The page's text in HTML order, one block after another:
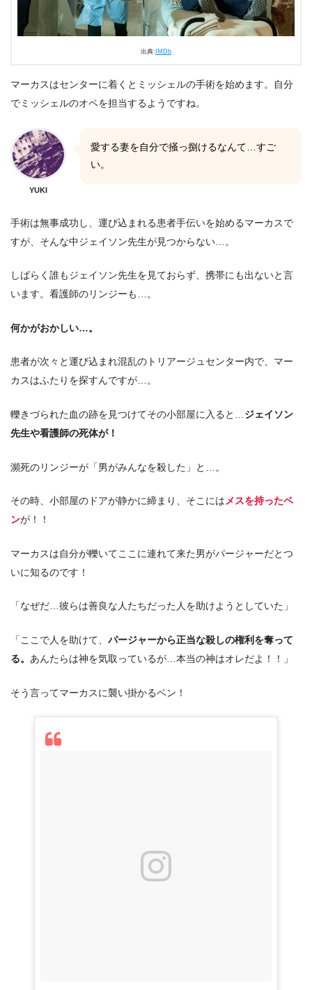
出典: IMDb
マーカスはセンターに着くとミッシェルの手術を始めます。自分
でミッシェルのオペを担当するようですね。
YUKI
愛する妻を自分で掻っ捌けるなんて…すご
い。
手術は無事成功し、運び込まれる患者手伝いを始めるマーカスで
すが、そんな中ジェイソン先生が見つからない…。
しばらく誰もジェイソン先生を見ておらず、携帯にも出ないと言
います。看護師のリンジーも…。
何かがおかしい…。
患者が次々と運び込まれ混乱のトリアージュセンター内で、マー
カスはふたりを探すんですが…。
轢きづられた血の跡を見つけてその小部屋に入ると… ジェイソン
先生や看護師の死体が！
瀕死のリンジーが「男がみんなを殺した」と…。
その時、小部屋のドアが静かに締まり、そこには メスを持ったベ
ンが！！
マーカスは自分が轢いてここに連れて来た男がパージャーだとつ
いに知るのです！
「なぜだ…彼らは善良な人たちだった人を助けようとしていた」
「ここで人を助けて、 パージャーから正当な殺しの権利を奪って
る。 あんたらは神を気取っているが…本当の神はオレだよ！！」
そう言ってマーカスに襲い掛かるベン！